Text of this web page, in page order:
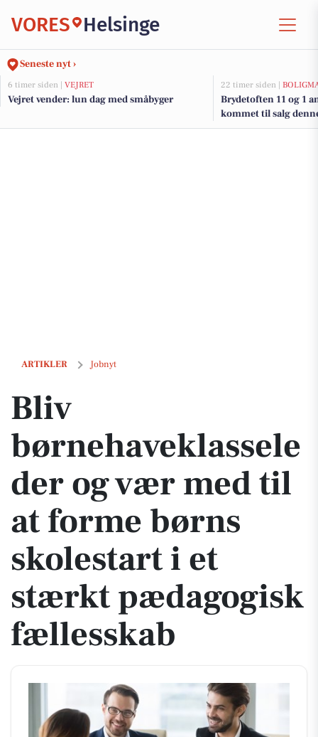
VORES Helsinge
Seneste nyt ›
6 timer siden | VEJRET
Vejret vender: lun dag med småbyger
22 timer siden |
Brydetoften 11 og 1
kommet til salg
boligerne her.
ARTIKLER Jobnyt
Bliv børnehaveklasseleder og vær med til at forme børns skolestart
Bliv
børnehaveklassele
der og vær med til
at forme børns
skolestart i et
stærkt pædagogisk
fællesskab